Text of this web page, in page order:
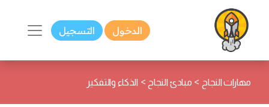
الدخول التسجيل
مهارات النجاح > مبادئ النجاح > الذكاء والتفكير